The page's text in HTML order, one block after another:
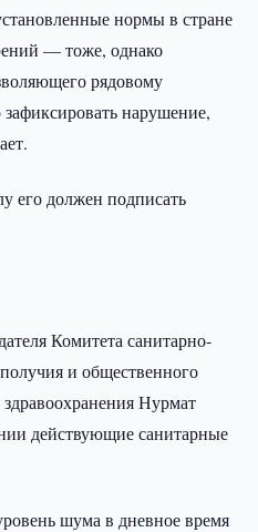
нормы в стране
— тоже, однако
рядовому
нарушение,
его должен подписать
Комитета санитарно-
и общественного
Нурмат
действующие санитарные
шума в дневное время